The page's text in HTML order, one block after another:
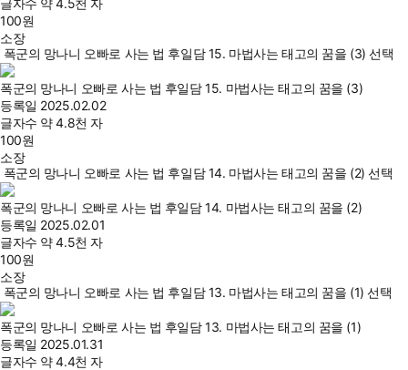
글자수 약 4.5천 자
100원
소장
폭군의 망나니 오빠로 사는 법 후일담 15. 마법사는 태고의 꿈을 (3) 선택
폭군의 망나니 오빠로 사는 법 후일담 15. 마법사는 태고의 꿈을 (3)
등록일 2025.02.02
글자수 약 4.8천 자
100원
소장
폭군의 망나니 오빠로 사는 법 후일담 14. 마법사는 태고의 꿈을 (2) 선택
폭군의 망나니 오빠로 사는 법 후일담 14. 마법사는 태고의 꿈을 (2)
등록일 2025.02.01
글자수 약 4.5천 자
100원
소장
폭군의 망나니 오빠로 사는 법 후일담 13. 마법사는 태고의 꿈을 (1) 선택
폭군의 망나니 오빠로 사는 법 후일담 13. 마법사는 태고의 꿈을 (1)
등록일 2025.01.31
글자수 약 4.4천 자